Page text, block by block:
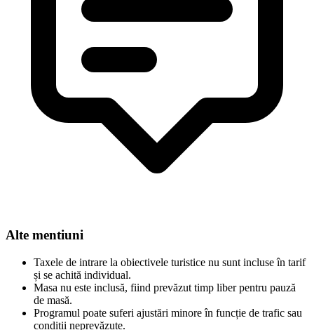
Alte mentiuni
Taxele de intrare la obiectivele turistice nu sunt incluse în tarif
și se achită individual.
Masa nu este inclusă, fiind prevăzut timp liber pentru pauză
de masă.
Programul poate suferi ajustări minore în funcție de trafic sau
condiții neprevăzute.